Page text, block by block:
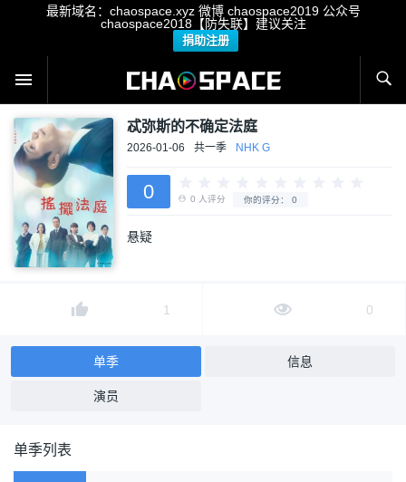
最新域名：chaospace.xyz 微博 chaospace2019 公众号
chaospace2018【防失联】建议关注
捐助注册
忒弥斯的不确定法庭
2026-01-06 共一季 NHK G
悬疑
1 0
单季 信息
演员
单季列表